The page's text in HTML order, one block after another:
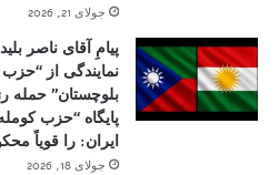
آگوست 2, 2026
پنجمین روز تحصن «کارزار
ایران» در لندن/ عکس تجمع
جولای 21, 2026
پیامِ آقای ناصر
نمایندگی از
بلوچستان” حمله
پایگاه “حزب
ایران: را قویاً
جولای 18, 2026